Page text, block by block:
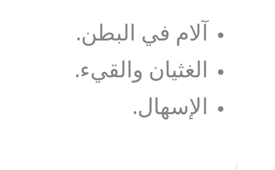
آلام في البطن.
الغثيان والقيء.
الإسهال.